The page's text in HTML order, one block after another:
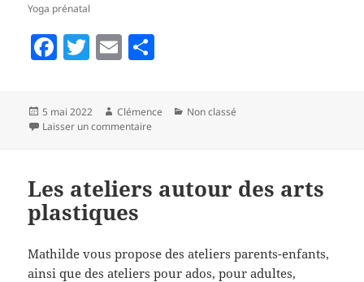
Yoga prénatal
F
c
e
o
o
k
T
itt
er
E
ai
l
rt
a
er
Publié
le
5 mai 2022 Auteur
Clémence Catégories
Non classé
Laisser un commentaire
Les ateliers autour des arts
plastiques
Mathilde vous propose des ateliers parents-enfants,
ainsi que des ateliers pour ados, pour adultes,